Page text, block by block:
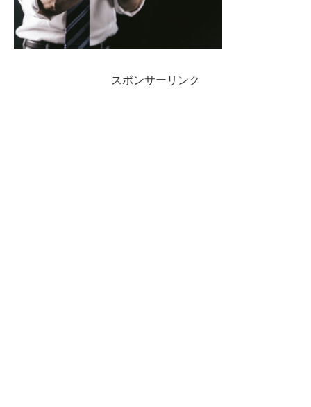
スポンサーリンク